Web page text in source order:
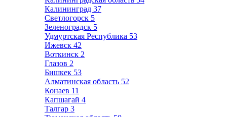
Калининград 37
Светлогорск 5
Зеленоградск 5
Удмуртская Республика 53
Ижевск 42
Воткинск 2
Глазов 2
Бишкек 53
Алматинская область 52
Конаев 11
Капшагай 4
Талгар 3